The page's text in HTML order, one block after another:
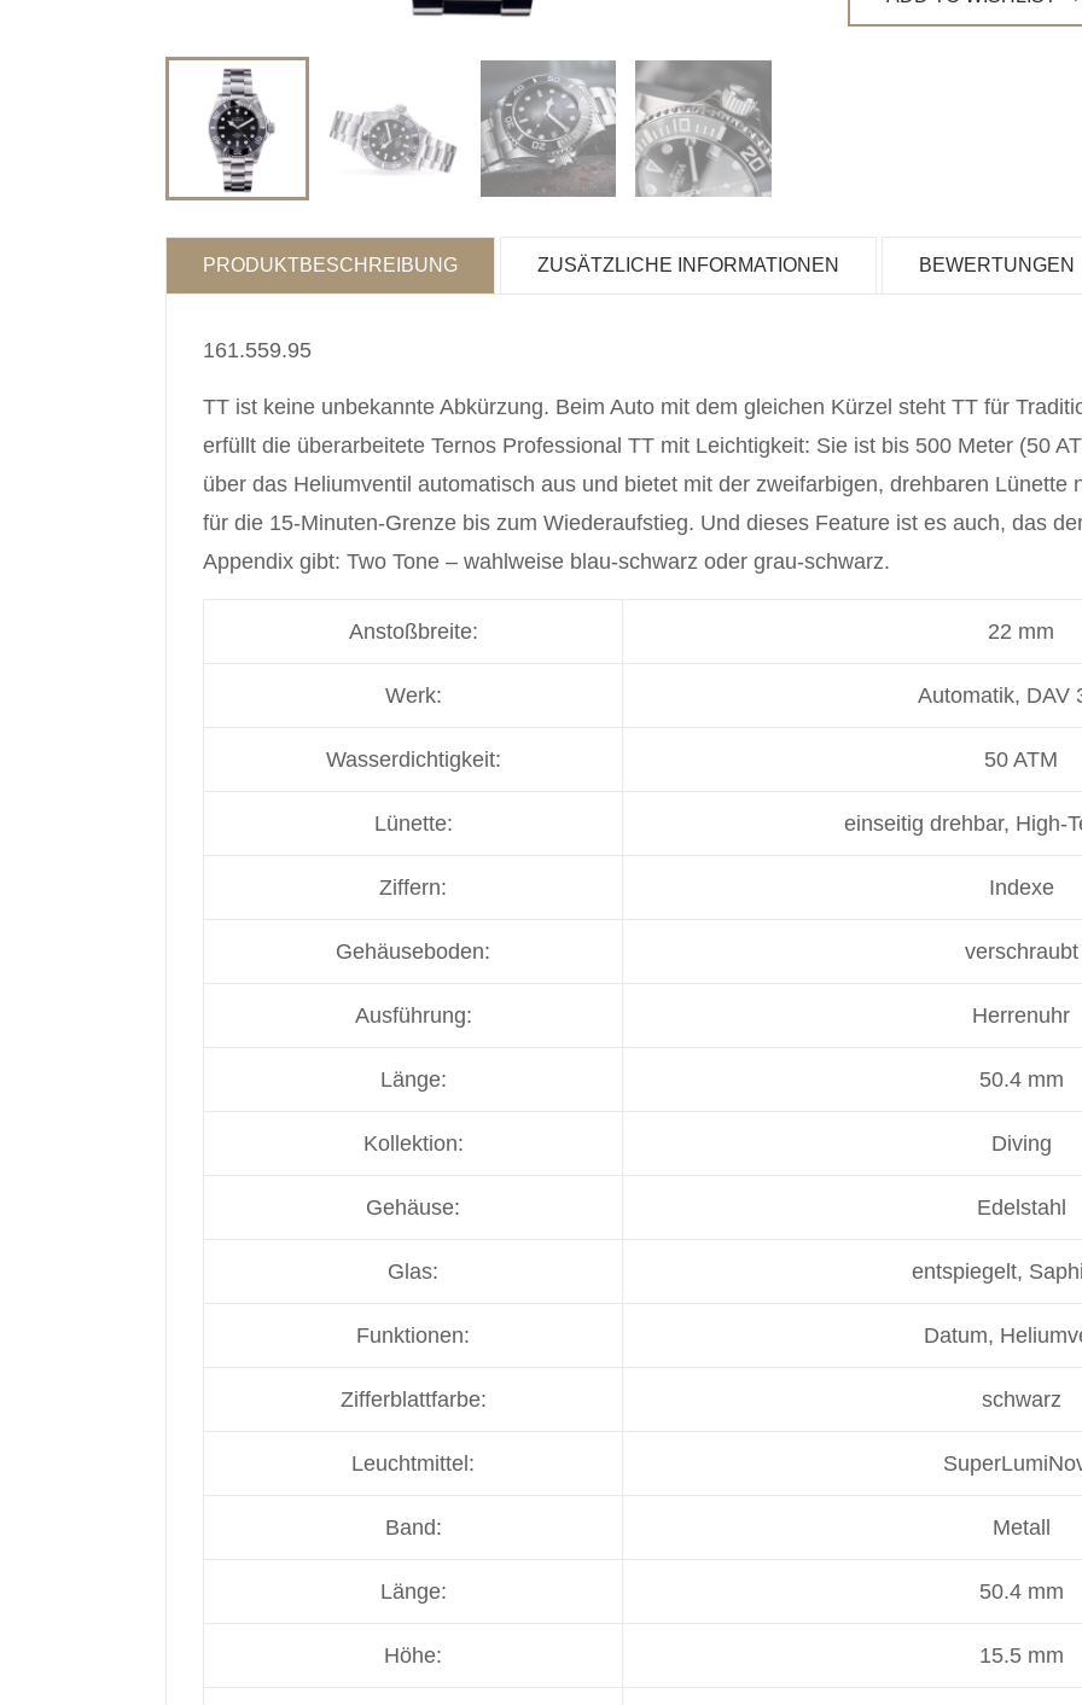
PRODUKTBESCHREIBUNG ZUSÄTZLICHE INFORMATIONEN BEWERTUNGEN
161.559.95
TT ist keine unbekannte Abkürzung. Beim Auto mit dem gleichen Kürzel steht TT für
erfüllt die überarbeitete Ternos Professional TT mit Leichtigkeit: Sie ist bis 500 Meter (50
über das Heliumventil automatisch aus und bietet mit der zweifarbigen, drehbaren Lünette
für die 15-Minuten-Grenze bis zum Wiederaufstieg. Und dieses Feature ist es auch, das
Appendix gibt: Two Tone – wahlweise blau-schwarz oder grau-schwarz.
Anstoßbreite: 22 mm
Werk: Automatik, DAV
Wasserdichtigkeit: 50 ATM
Lünette: einseitig drehbar, High-
Ziffern: Indexe
Gehäuseboden: verschraubt
Ausführung: Herrenuhr
Länge: 50.4 mm
Kollektion: Diving
Gehäuse: Edelstahl
Glas: entspiegelt,
Funktionen: Datum,
Zifferblattfarbe: schwarz
Leuchtmittel:
Band: Metall
Länge: 50.4 mm
Höhe: 15.5 mm